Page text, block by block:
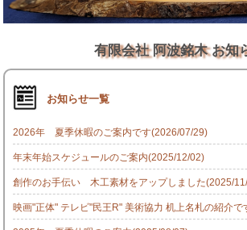
有限会社 阿波銘木 お知
お知らせ一覧
2026年 夏季休暇のご案内です(2026/07/29)
年末年始スケジュールのご案内(2025/12/02)
創作のお手伝い 木工素材をアップしました(2025/
映画"正体" テレビ"民王R" 美術協力 机上名札の紹介